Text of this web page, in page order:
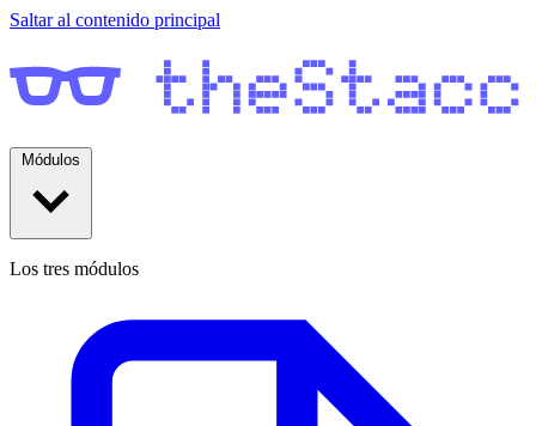
Saltar al contenido principal
Los tres módulos